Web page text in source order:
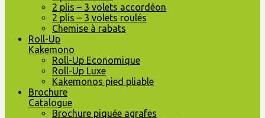
2 plis – 3 volets accordéon
2 plis – 3 volets roulés
Chemise à rabats
Roll-Up
Kakemono
Roll-Up Economique
Roll-Up Luxe
Kakemonos pied pliable
Brochure
Catalogue
Brochure piquée agrafes